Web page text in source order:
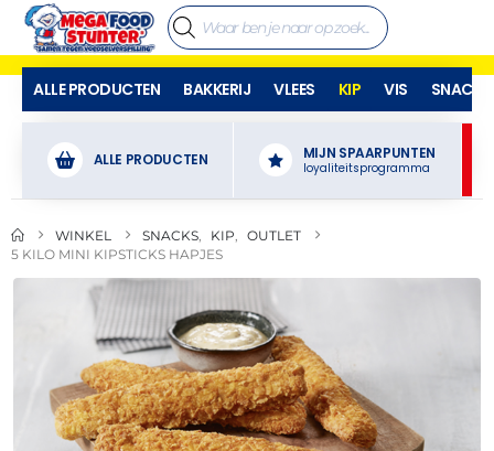
ALLE PRODUCTEN BAKKERIJ VLEES KIP VIS SNACKS
ALLE PRODUCTEN MIJN SPAARPUNTEN
loyaliteitsprogramma
WINKEL SNACKS KIP
OUTLET
5 KILO MINI KIPSTICKS HAPJES